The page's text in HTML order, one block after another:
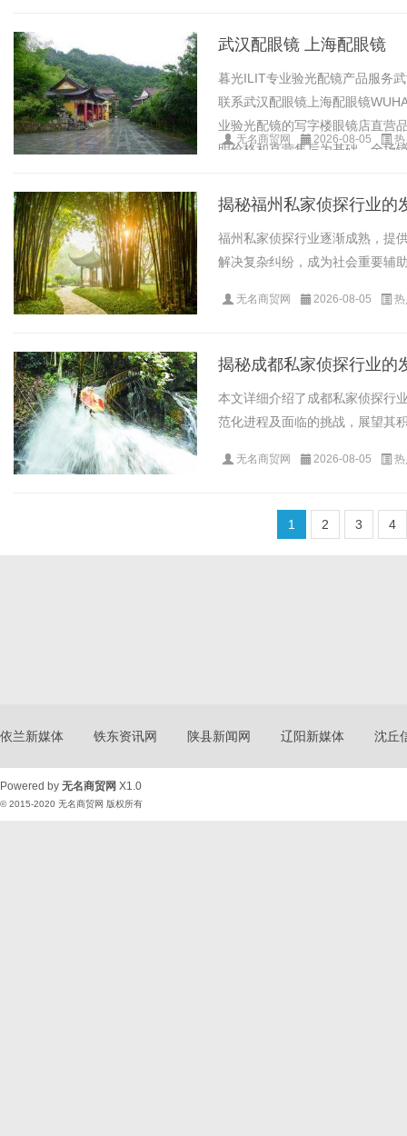
武汉配眼镜 上海配眼镜
暮光ILIT专业验光配镜产品服务
联系武汉配眼镜上海配眼镜
业验光配镜的写字楼眼镜店直营
明价格和直营售后为基础，全场
无名商贸网 2026-08-05
揭秘福州私家侦探行业的
福州私家侦探行业逐渐成熟，提
解决复杂纠纷，成为社会重要辅
无名商贸网 2026-08-05
揭秘成都私家侦探行业的
本文详细介绍了成都私家侦探行
范化进程及面临的挑战，展望其
无名商贸网 2026-08-05
1 2 3 4
依兰新媒体 铁东资讯网 陕县新闻网 辽阳新媒体 沈丘
Powered by 无名商贸网 X1.0
© 2015-2020 无名商贸网 版权所有